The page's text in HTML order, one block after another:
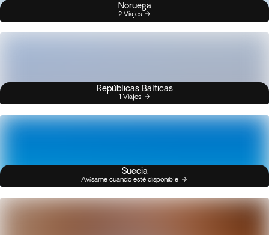
Noruega
2 Viajes
Repúblicas Bálticas
1 Viajes
Suecia
Avísame cuando esté disponible